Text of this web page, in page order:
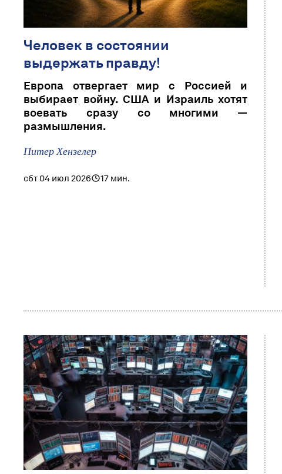
Человек в состоянии
выдержать правду!
Европа отвергает мир с Россией и
выбирает войну. США и Израиль хотят
воевать сразу со многими —
размышления.
Питер Хензелер
сбт 04 июл 2026 17 мин.